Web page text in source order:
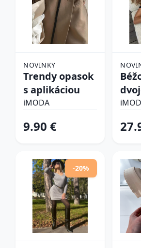
NOVINKY
Trendy opasok
s aplikáciou
iMODA
9.90 €
-20%